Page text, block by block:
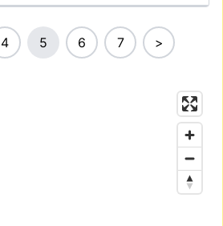
4 5 6 7 >